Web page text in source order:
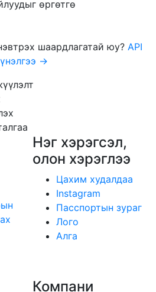
өргөтгө
шаардлагатай юу? API
үнэлгээ →
Нэг хэрэгсэл,
олон хэрэглээ
Цахим худалдаа
Instagram
Пасспортын зураг
Лого
Алга
Компани